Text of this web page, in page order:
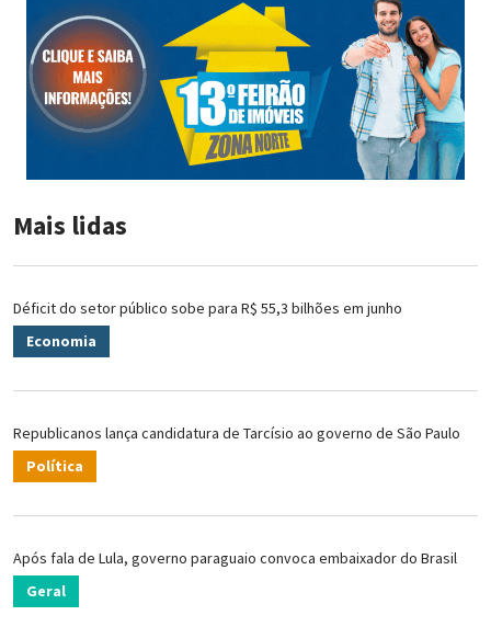
Mais lidas
Déficit do setor público sobe para R$ 55,3 bilhões em junho
Economia
Republicanos lança candidatura de Tarcísio ao governo de São Paulo
Política
Após fala de Lula, governo paraguaio convoca embaixador do Brasil
Geral